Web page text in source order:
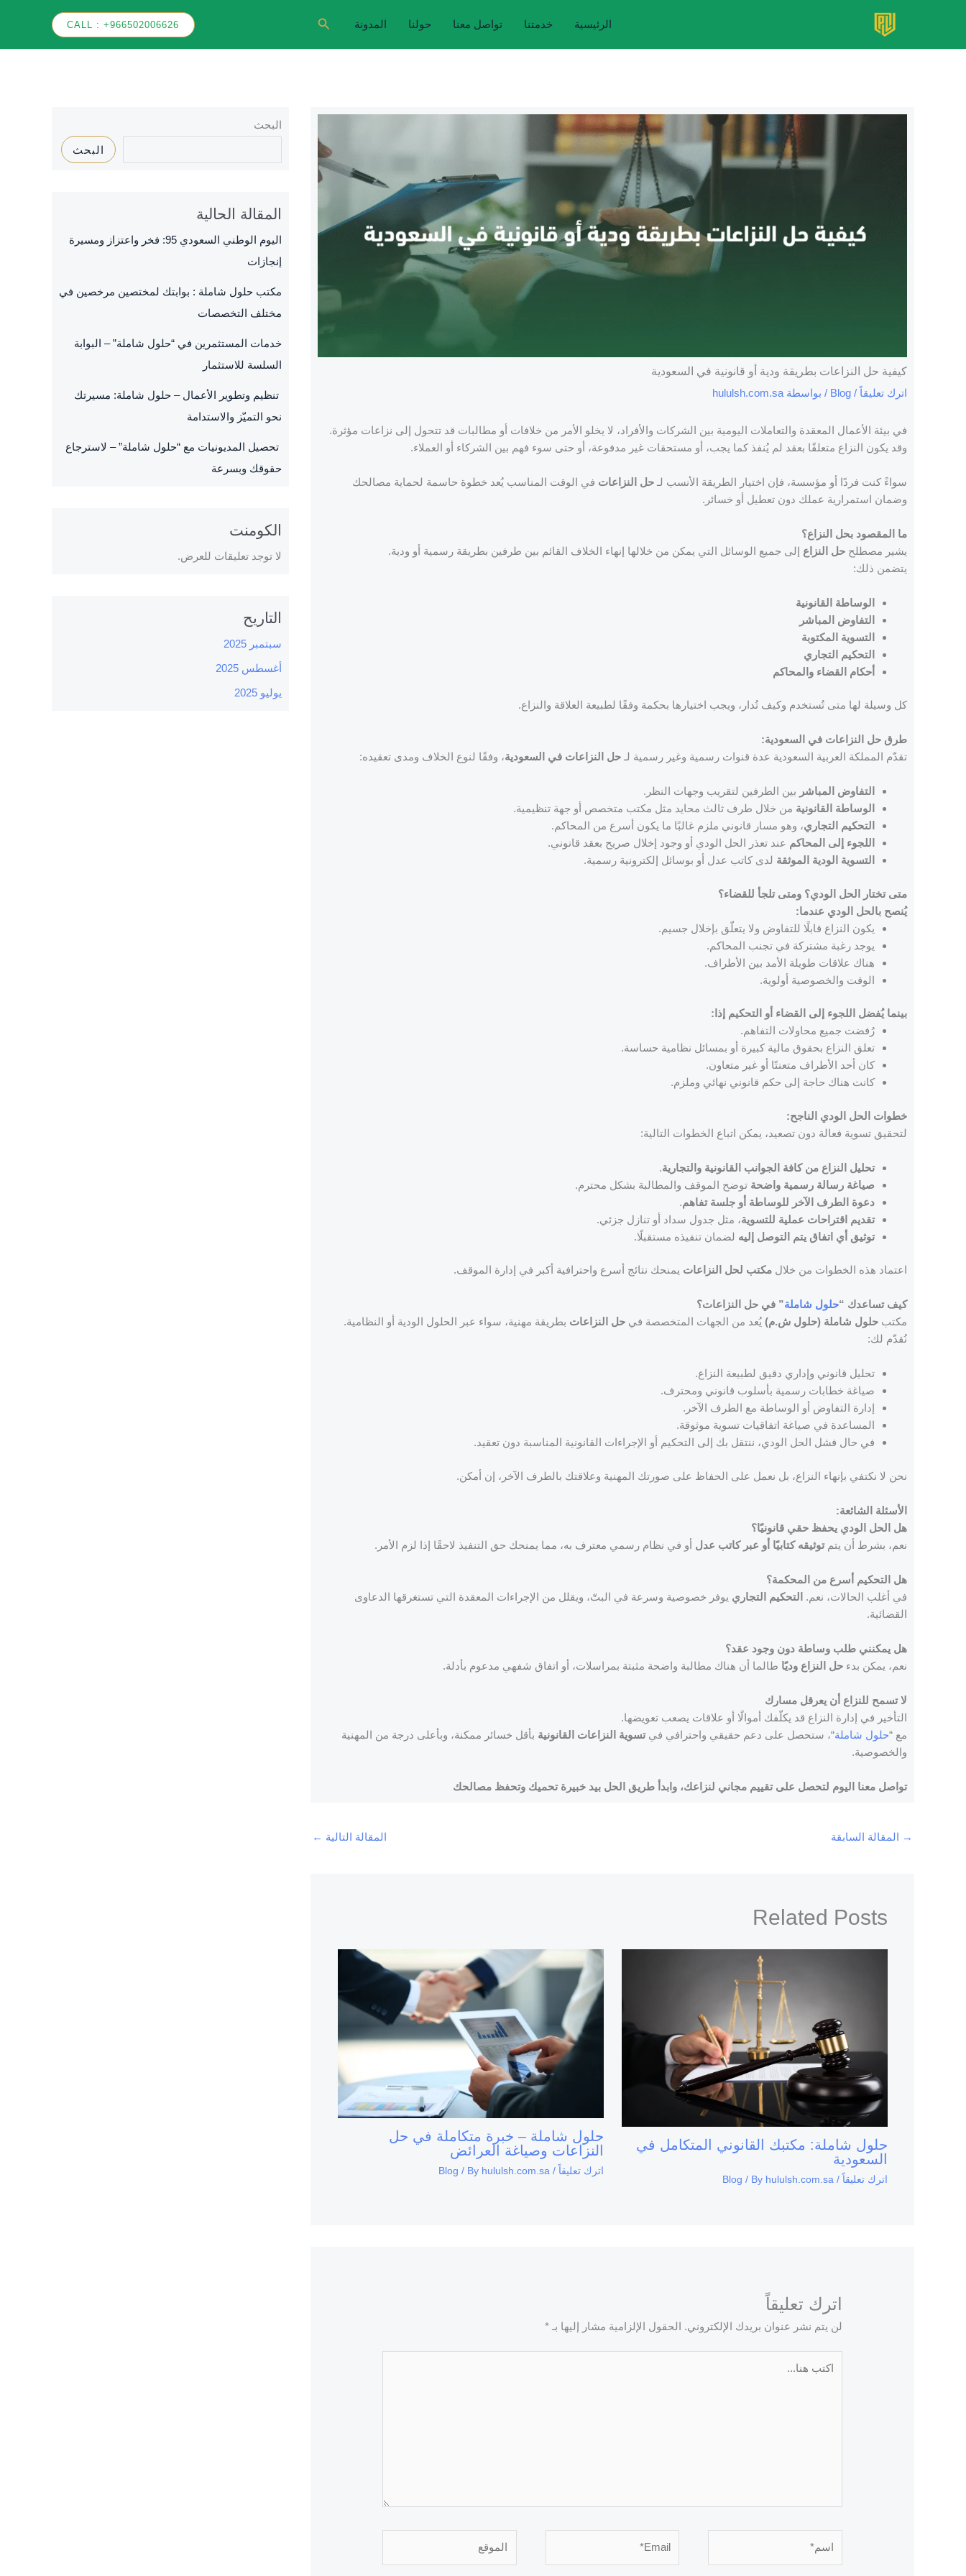
الرئيسية خدمتنا تواصل معنا حولنا المدونة البحث
كيفية حل النزاعات بطريقة ودية أو قانونية في السعودية
اترك تعليقاً /
Blog / بواسطة hululsh.com.sa
في بيئة الأعمال المعقدة والتعاملات اليومية بين الشركات والأفراد، لا يخلو الأمر من خلافات أو مطالبات قد تتحول إلى نزاعات مؤثرة.
وقد يكون النزاع متعلقًا بعقد لم يُنفذ كما يجب، أو مستحقات غير مدفوعة، أو حتى سوء فهم بين الشركاء أو العملاء.
سواءً كنت فردًا أو مؤسسة، فإن اختيار الطريقة الأنسب لـ حل النزاعات في الوقت المناسب يُعد خطوة حاسمة لحماية مصالحك
وضمان استمرارية عملك دون تعطيل أو خسائر.
ما المقصود بحل النزاع؟
يشير مصطلح حل النزاع إلى جميع الوسائل التي يمكن من خلالها إنهاء الخلاف القائم بين طرفين بطريقة رسمية أو ودية.
يتضمن ذلك:
الوساطة القانونية
التفاوض المباشر
التسوية المكتوبة
التحكيم التجاري
أحكام القضاء والمحاكم
كل وسيلة لها متى تُستخدم وكيف تُدار، ويجب اختيارها بحكمة وفقًا لطبيعة العلاقة والنزاع.
طرق حل النزاعات في السعودية:
تقدّم المملكة العربية السعودية عدة قنوات رسمية وغير رسمية لـ حل النزاعات في السعودية، وفقًا لنوع الخلاف ومدى تعقيده:
التفاوض المباشر بين الطرفين لتقريب وجهات النظر.
الوساطة القانونية من خلال طرف ثالث محايد مثل مكتب متخصص أو جهة تنظيمية.
التحكيم التجاري، وهو مسار قانوني ملزم غالبًا ما يكون أسرع من المحاكم.
اللجوء إلى المحاكم عند تعذر الحل الودي أو وجود إخلال صريح بعقد قانوني.
التسوية الودية الموثقة لدى كاتب عدل أو بوسائل إلكترونية رسمية.
متى تختار الحل الودي؟ ومتى تلجأ للقضاء؟
يُنصح بالحل الودي عندما:
يكون النزاع قابلًا للتفاوض ولا يتعلّق بإخلال جسيم.
يوجد رغبة مشتركة في تجنب المحاكم.
هناك علاقات طويلة الأمد بين الأطراف.
الوقت والخصوصية أولوية.
بينما يُفضل اللجوء إلى القضاء أو التحكيم إذا:
رُفضت جميع محاولات التفاهم.
تعلق النزاع بحقوق مالية كبيرة أو بمسائل نظامية حساسة.
كان أحد الأطراف متعنتًا أو غير متعاون.
كانت هناك حاجة إلى حكم قانوني نهائي وملزم.
خطوات الحل الودي الناجح:
لتحقيق تسوية فعالة دون تصعيد، يمكن اتباع الخطوات التالية:
تحليل النزاع من كافة الجوانب القانونية والتجارية.
صياغة رسالة رسمية واضحة توضح الموقف والمطالبة بشكل محترم.
دعوة الطرف الآخر للوساطة أو جلسة تفاهم.
تقديم اقتراحات عملية للتسوية، مثل جدول سداد أو تنازل جزئي.
توثيق أي اتفاق يتم التوصل إليه لضمان تنفيذه مستقبلًا.
اعتماد هذه الخطوات من خلال مكتب لحل النزاعات يمنحك نتائج أسرع واحترافية أكبر في إدارة الموقف.
كيف تساعدك “حلول شاملة” في حل النزاعات؟
مكتب حلول شاملة (حلول ش.م) يُعد من الجهات المتخصصة في حل النزاعات بطريقة مهنية، سواء عبر الحلول الودية أو النظامية.
نُقدّم لك:
تحليل قانوني وإداري دقيق لطبيعة النزاع.
صياغة خطابات رسمية بأسلوب قانوني ومحترف.
إدارة التفاوض أو الوساطة مع الطرف الآخر.
المساعدة في صياغة اتفاقيات تسوية موثوقة.
في حال فشل الحل الودي، ننتقل بك إلى التحكيم أو الإجراءات القانونية المناسبة دون تعقيد.
نحن لا نكتفي بإنهاء النزاع، بل نعمل على الحفاظ على صورتك المهنية وعلاقتك بالطرف الآخر، إن أمكن.
الأسئلة الشائعة:
هل الحل الودي يحفظ حقي قانونيًا؟
نعم، بشرط أن يتمتوثيقه كتابيًا أو عبر كاتب عدل أو في نظام رسمي معترف به، مما يمنحك حق التنفيذ لاحقًا إذا لزم الأمر.
هل التحكيم أسرع من المحكمة؟
في أغلب الحالات، نعم. التحكيم التجاري يوفر خصوصية وسرعة في البتّ، ويقلل من الإجراءات المعقدة التي تستغرقها الدعاوى
القضائية.
هل يمكنني طلب وساطة دون وجود عقد؟
نعم، يمكن بدء حل النزاع وديًا طالما أن هناك مطالبة واضحة مثبتة بمراسلات، أو اتفاق شفهي مدعوم بأدلة.
لا تسمح للنزاع أن يعرقل مسارك
التأخير في إدارة النزاع قد يكلّفك أموالًا أو علاقات يصعب تعويضها.
مع “حلول شاملة“، ستحصل على دعم حقيقي واحترافي فيتسوية النزاعات القانونية بأقل خسائر ممكنة، وبأعلى درجة من المهنية
والخصوصية.
تواصل معنا اليوم لتحصل على تقييم مجاني لنزاعك، وابدأ طريق الحل بيد خبيرة تحميك وتحفظ مصالحك
→ المقالة السابقة المقالة التالية ←
Related Posts
حلول شاملة: مكتبك القانوني المتكامل في
السعودية
اترك تعليقاً /
Blog / By hululsh.com.sa
حلول شاملة – خبرة متكاملة في حل
النزاعات وصياغة العرائض
اترك تعليقاً /
Blog / By hululsh.com.sa
اترك تعليقاً
لن يتم نشر عنوان بريدك الإلكتروني. الحقول الإلزامية مشار إليها بـ*
هنا...
البحث
البحث
المقالة الحالية
اليوم الوطني السعودي 95: فخر واعتزاز ومسيرة
إنجازات
مكتب حلول شاملة : بوابتك لمختصين مرخصين في
مختلف التخصصات
خدمات المستثمرين في “حلول شاملة” – البوابة
السلسة للاستثمار
تنظيم وتطوير الأعمال – حلول شاملة: مسيرتك
نحو التميّز والاستدامة
تحصيل المديونيات مع “حلول شاملة” – لاسترجاع
حقوقك وبسرعة
الكومنت
لا توجد تعليقات للعرض.
التاريح
سبتمبر 2025
أغسطس 2025
يوليو 2025